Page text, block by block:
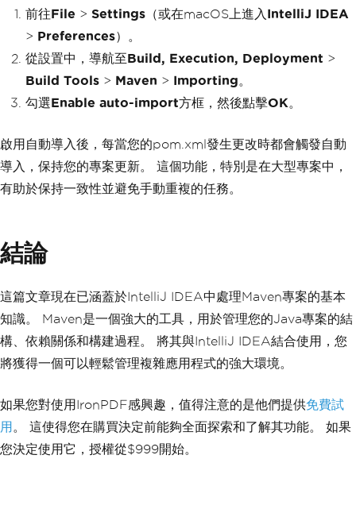
前往File > Settings （或在macOS上進入 IntelliJ IDEA
> Preferences）。
從設置中，導航至Build, Execution, Deployment >
Build Tools > Maven > Importing。
勾選Enable auto-import方框，然後點擊OK。
啟用自動導入後，每當您的pom.xml發生更改時都會觸發自動
導入，保持您的專案更新。 這個功能，特別是在大型專案中，
有助於保持一致性並避免手動重複的任務。
結論
這篇文章現在已涵蓋於IntelliJ IDEA中處理Maven專案的基本
知識。 Maven是一個強大的工具，用於管理您的Java專案的結
構、依賴關係和構建過程。 將其與IntelliJ IDEA結合使用，您
將獲得一個可以輕鬆管理複雜應用程式的強大環境。
如果您對使用IronPDF感興趣，值得注意的是他們提供免費試
用 。 這使得您在購買決定前能夠全面探索和了解其功能。 如果
您決定使用它，授權從$999開始。